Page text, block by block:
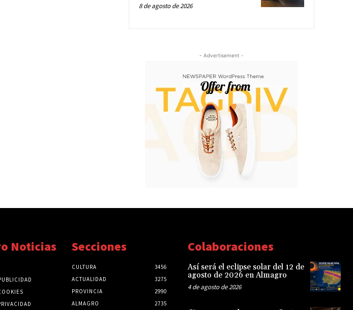
8 de agosto de 2026
- Advertisement -
Noticias Secciones
CULTURA
3456
ACTUALIDAD
3275
PROVINCIA
2990
ALMAGRO
2735
Colaboraciones
Así será el eclipse solar del 12 de
agosto de 2026 en Almagro
4 de agosto de 2026